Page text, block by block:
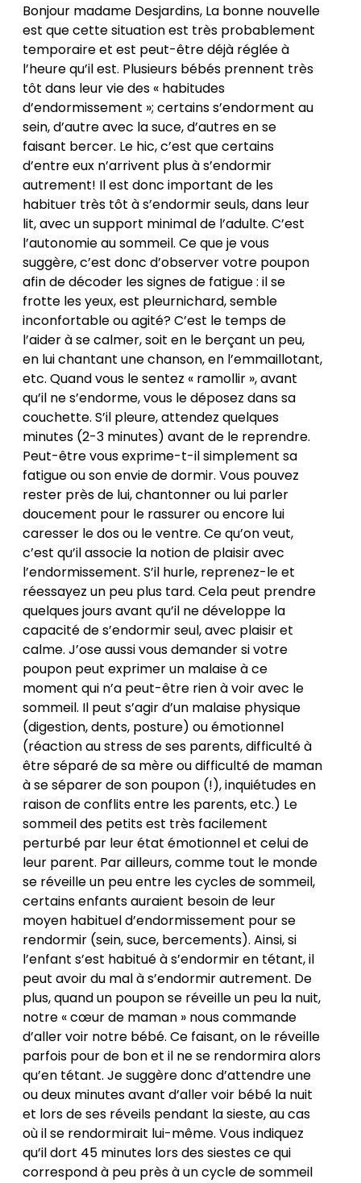
Bonjour madame Desjardins, La bonne nouvelle
est que cette situation est très probablement
temporaire et est peut-être déjà réglée à
l’heure qu’il est. Plusieurs bébés prennent très
tôt dans leur vie des « habitudes
d’endormissement »; certains s’endorment au
sein, d’autre avec la suce, d’autres en se
faisant bercer. Le hic, c’est que certains
d’entre eux n’arrivent plus à s’endormir
autrement! Il est donc important de les
habituer très tôt à s’endormir seuls, dans leur
lit, avec un support minimal de l’adulte. C’est
l’autonomie au sommeil. Ce que je vous
suggère, c’est donc d’observer votre poupon
afin de décoder les signes de fatigue : il se
frotte les yeux, est pleurnichard, semble
inconfortable ou agité? C’est le temps de
l’aider à se calmer, soit en le berçant un peu,
en lui chantant une chanson, en l’emmaillotant,
etc. Quand vous le sentez « ramollir »,avant
qu’il ne s’endorme,vous le déposez dans sa
couchette. S’il pleure, attendez quelques
minutes (2-3 minutes) avant de le reprendre.
Peut-être vous exprime-t-il simplement sa
fatigue ou son envie de dormir. Vous pouvez
rester près de lui, chantonner ou lui parler
doucement pour le rassurer ou encore lui
caresser le dos ou le ventre. Ce qu’on veut,
c’est qu’il associe la notion de plaisir avec
l’endormissement. S’il hurle, reprenez-le et
réessayez un peu plus tard. Cela peut prendre
quelques jours avant qu’il ne développe la
capacité de s’endormir seul, avec plaisir et
calme. J’ose aussi vous demander si votre
poupon peut exprimer un malaise à ce
moment qui n’a peut-être rien à voir avec le
sommeil. Il peut s’agir d’un malaise physique
(digestion, dents, posture) ou émotionnel
(réaction au stress de ses parents, difficulté à
être séparé de sa mère ou difficulté de maman
à se séparer de son poupon (!), inquiétudes en
raison de conflits entre les parents, etc.) Le
sommeil des petits est très facilement
perturbé par leur état émotionnel et celui de
leur parent. Par ailleurs, comme tout le monde
se réveille un peu entre les cycles de sommeil,
certains enfants auraient besoin de leur
moyen habituel d’endormissement pour se
rendormir (sein, suce, bercements). Ainsi, si
l’enfant s’est habitué à s’endormir en tétant, il
peut avoir du mal à s’endormir autrement. De
plus, quand un poupon se réveille un peu la nuit,
notre « cœur de maman » nous commande
d’aller voir notre bébé. Ce faisant, on le réveille
parfois pour de bon et il ne se rendormira alors
qu’en tétant. Je suggère donc d’attendre une
ou deux minutes avant d’aller voir bébé la nuit
et lors de ses réveils pendant la sieste, au cas
où il se rendormirait lui-même. Vous indiquez
qu’il dort 45 minutes lors des siestes ce qui
correspond à peu près à un cycle de sommeil